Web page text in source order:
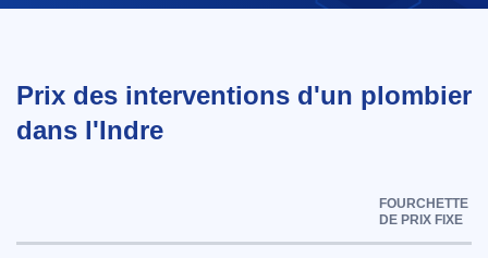
Prix des interventions d'un plombier
dans l'Indre
FOURCHETTE
DE PRIX FIXE